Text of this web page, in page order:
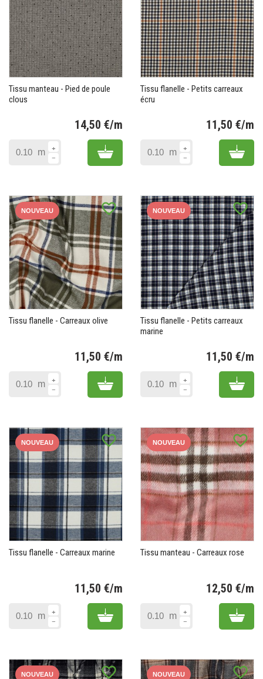
Tissu manteau - Pied de poule
clous
14,50 €/m
m Add to cart
Tissu flanelle - Petits carreaux
écru
11,50 €/m
m Add
favorite_border
NOUVEAU
Tissu flanelle - Carreaux olive
11,50 €/m
m Add to cart
favorite_border
NOUVEAU
Tissu flanelle - Petits carreaux
marine
11,50 €/m
m Add
favorite_border
NOUVEAU
Tissu flanelle - Carreaux marine
11,50 €/m
m Add to cart
favorite_border
NOUVEAU
Tissu manteau - Carreaux rose
12,50 €/m
m Add
favorite_border
NOUVEAU favorite_border
NOUVEAU